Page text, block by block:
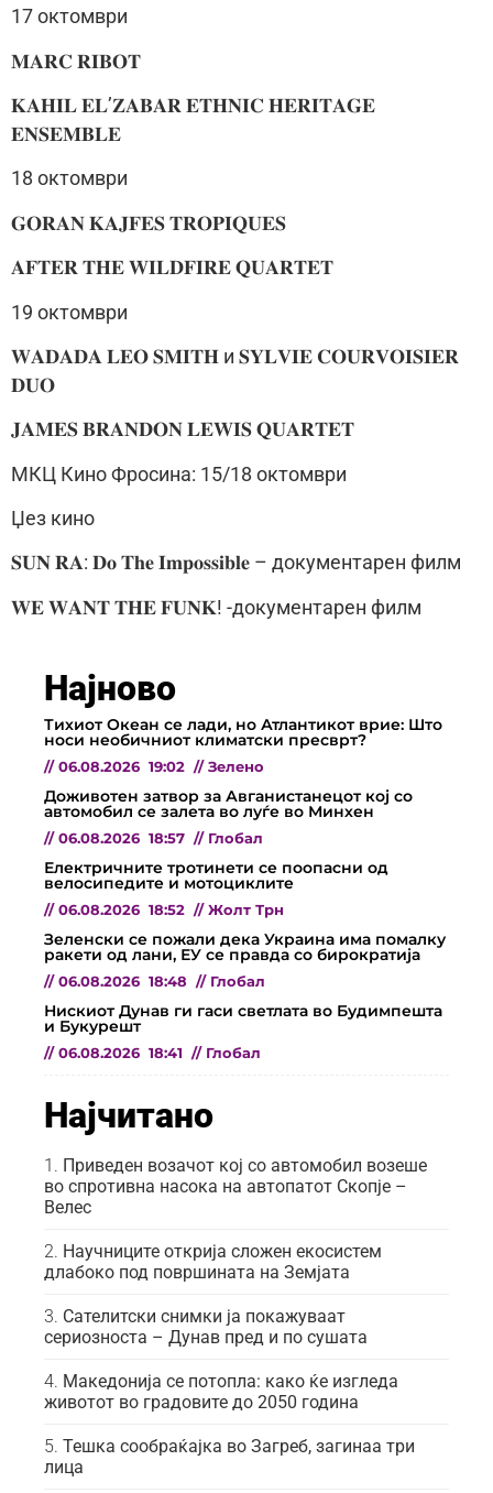
17 октомври
𝐌𝐀𝐑𝐂 𝐑𝐈𝐁𝐎𝐓
𝐊𝐀𝐇𝐈𝐋 𝐄𝐋’𝐙𝐀𝐁𝐀𝐑 𝐄𝐓𝐇𝐍𝐈𝐂 𝐇𝐄𝐑𝐈𝐓𝐀𝐆𝐄
𝐄𝐍𝐒𝐄𝐌𝐁𝐋𝐄
18 октомври
𝐆𝐎𝐑𝐀𝐍 𝐊𝐀𝐉𝐅𝐄𝐒 𝐓𝐑𝐎𝐏𝐈𝐐𝐔𝐄𝐒
𝐀𝐅𝐓𝐄𝐑 𝐓𝐇𝐄 𝐖𝐈𝐋𝐃𝐅𝐈𝐑𝐄 𝐐𝐔𝐀𝐑𝐓𝐄𝐓
19 октомври
𝐖𝐀𝐃𝐀𝐃𝐀 𝐋𝐄𝐎 𝐒𝐌𝐈𝐓𝐇 и 𝐒𝐘𝐋𝐕𝐈𝐄 𝐂𝐎𝐔𝐑𝐕𝐎𝐈𝐒𝐈𝐄𝐑
𝐃𝐔𝐎
𝐉𝐀𝐌𝐄𝐒 𝐁𝐑𝐀𝐍𝐃𝐎𝐍 𝐋𝐄𝐖𝐈𝐒 𝐐𝐔𝐀𝐑𝐓𝐄𝐓
МКЦ Кино Фросина: 15/18 октомври
Џез кино
𝐒𝐔𝐍 𝐑𝐀: 𝐃𝐨 𝐓𝐡𝐞 𝐈𝐦𝐩𝐨𝐬𝐬𝐢𝐛𝐥𝐞 – документарен филм
𝐖𝐄 𝐖𝐀𝐍𝐓 𝐓𝐇𝐄 𝐅𝐔𝐍𝐊! -документарен филм
Најново
Тихиот Океан се лади, но Атлантикот врие: Што
носи необичниот климатски пресврт?
// 06.08.2026 19:02 // Зелено
Доживотен затвор за Авганистанецот кој со
автомобил се залета во луѓе во Минхен
// 06.08.2026 18:57 // Глобал
Електричните тротинети се поопасни од
велосипедите и мотоциклите
// 06.08.2026 18:52 // Жолт Трн
Зеленски се пожали дека Украина има помалку
ракети од лани, ЕУ се правда со бирократија
// 06.08.2026 18:48 // Глобал
Нискиот Дунав ги гаси светлата во Будимпешта
и Букурешт
// 06.08.2026 18:41 // Глобал
Најчитано
Приведен возачот кој со автомобил возеше
во спротивна насока на автопатот Скопје –
Велес
Научниците открија сложен екосистем
длабоко под површината на Земјата
Сателитски снимки ја покажуваат
сериозноста – Дунав пред и по сушата
Македонија се потопла: како ќе изгледа
животот во градовите до 2050 година
Тешка сообраќајка во Загреб, загинаа три
лица